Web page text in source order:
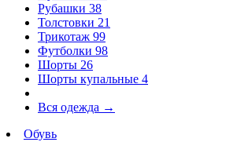
Рубашки 38
Толстовки 21
Трикотаж 99
Футболки 98
Шорты 26
Шорты купальные 4
Вся одежда →
Обувь